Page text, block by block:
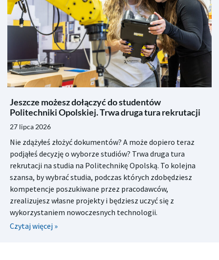
Jeszcze możesz dołączyć do studentów
Politechniki Opolskiej. Trwa druga tura rekrutacji
27 lipca 2026
Nie zdążyłeś złożyć dokumentów? A może dopiero teraz
podjąłeś decyzję o wyborze studiów? Trwa druga tura
rekrutacji na studia na Politechnikę Opolską. To kolejna
szansa, by wybrać studia, podczas których zdobędziesz
kompetencje poszukiwane przez pracodawców,
zrealizujesz własne projekty i będziesz uczyć się z
wykorzystaniem nowoczesnych technologii.
Czytaj więcej »